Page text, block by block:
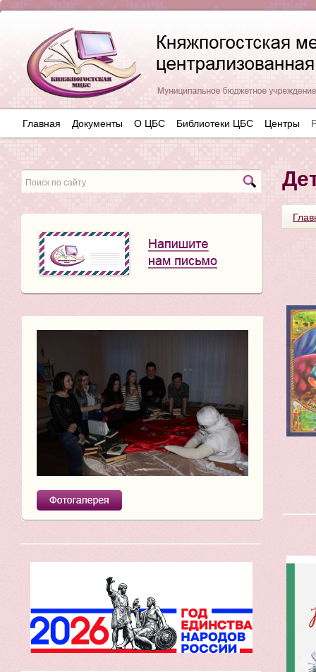
Главная Документы О ЦБС Библиотеки ЦБС Центры